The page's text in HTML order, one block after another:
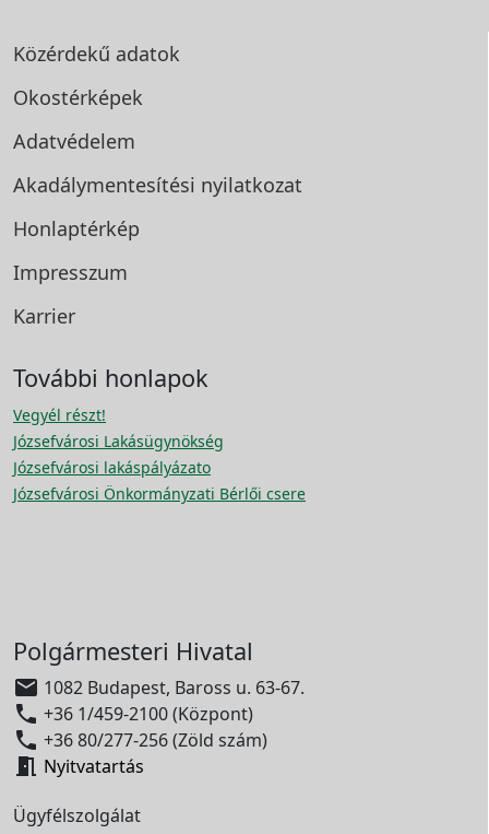
Közérdekű adatok
Okostérképek
Adatvédelem
Akadálymentesítési nyilatkozat
Honlaptérkép
Impresszum
Karrier
További honlapok
Vegyél részt!
Józsefvárosi Lakásügynökség
Józsefvárosi lakáspályázato
Józsefvárosi Önkormányzati Bérlői csere
Polgármesteri Hivatal
 1082 Budapest, Baross u. 63-67.
 +36 1/459-2100 (Központ)
 +36 80/277-256 (Zöld szám)
 Nyitvatartás
Ügyfélszolgálat